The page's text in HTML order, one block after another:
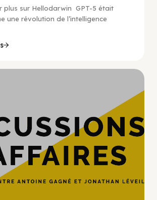
plus sur Hellodarwin GPT-5 était
une révolution de l’intelligence